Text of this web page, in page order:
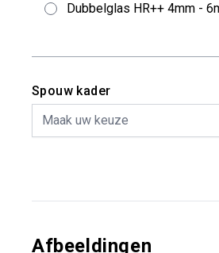
Dubbelglas HR++ 4mm -
Spouw kader
Afbeeldingen